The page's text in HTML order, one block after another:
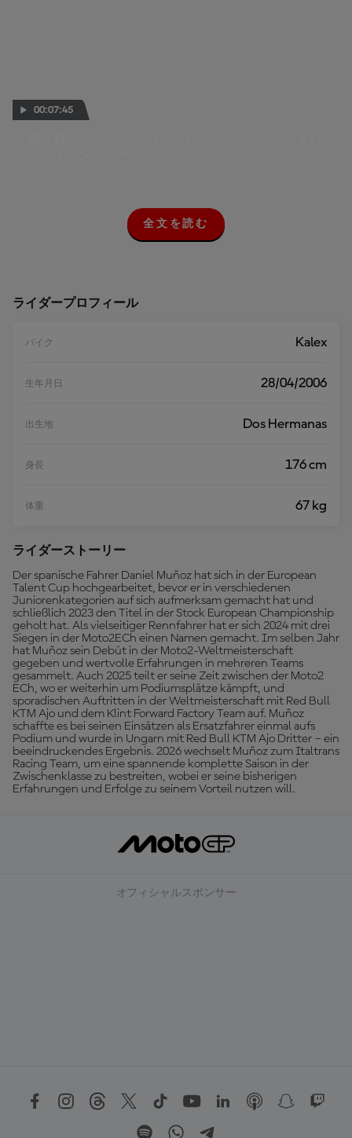
00:07:45
全
文
全文を読む
ライダープロフィール
バイク Kalex
生年月日 28/04/2006
出生地 Dos Hermanas
身長 176 cm
体重 67 kg
ライダーストーリー
Der spanische Fahrer Daniel Muñoz hat sich in der European
Talent Cup hochgearbeitet, bevor er in verschiedenen
Juniorenkategorien auf sich aufmerksam gemacht hat und
schließlich 2023 den Titel in der Stock European Championship
geholt hat. Als vielseitiger Rennfahrer hat er sich 2024 mit drei
Siegen in der Moto2ECh einen Namen gemacht. Im selben Jahr
hat Muñoz sein Debüt in der Moto2-Weltmeisterschaft
gegeben und wertvolle Erfahrungen in mehreren Teams
gesammelt. Auch 2025 teilt er seine Zeit zwischen der Moto2
ECh, wo er weiterhin um Podiumsplätze kämpft, und
sporadischen Auftritten in der Weltmeisterschaft mit Red Bull
KTM Ajo und dem Klint Forward Factory Team auf. Muñoz
schaffte es bei seinen Einsätzen als Ersatzfahrer einmal aufs
Podium und wurde in Ungarn mit Red Bull KTM Ajo Dritter – ein
beeindruckendes Ergebnis. 2026 wechselt Muñoz zum Italtrans
Racing Team, um eine spannende komplette Saison in der
Zwischenklasse zu bestreiten, wobei er seine bisherigen
Erfahrungen und Erfolge zu seinem Vorteil nutzen will.
オフィシャルスポンサー